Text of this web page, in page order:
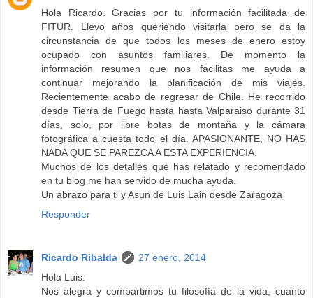
Hola Ricardo. Gracias por tu información facilitada de
FITUR. Llevo años queriendo visitarla pero se da la
circunstancia de que todos los meses de enero estoy
ocupado con asuntos familiares. De momento la
información resumen que nos facilitas me ayuda a
continuar mejorando la planificación de mis viajes.
Recientemente acabo de regresar de Chile. He recorrido
desde Tierra de Fuego hasta hasta Valparaiso durante 31
días, solo, por libre botas de montaña y la cámara
fotográfica a cuesta todo el día. APASIONANTE, NO HAS
NADA QUE SE PAREZCA A ESTA EXPERIENCIA.
Muchos de los detalles que has relatado y recomendado
en tu blog me han servido de mucha ayuda.
Un abrazo para ti y Asun de Luis Lain desde Zaragoza
Responder
Ricardo Ribalda
27 enero, 2014
Hola Luis:
Nos alegra y compartimos tu filosofía de la vida, cuanto